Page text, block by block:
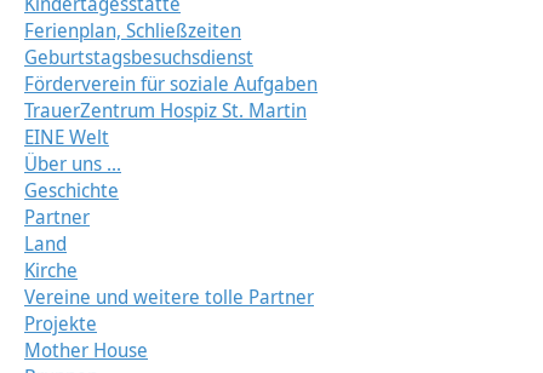
Ferienplan, Schließzeiten
Geburtstagsbesuchsdienst
Förderverein für soziale Aufgaben
TrauerZentrum Hospiz St. Martin
EINE Welt
Über uns ...
Geschichte
Partner
Land
Kirche
Vereine und weitere tolle Partner
Projekte
Mother House